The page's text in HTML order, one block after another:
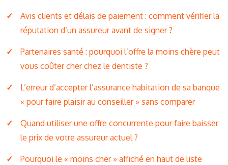
Avis clients et délais de paiement : comment vérifier la
réputation d’un assureur avant de signer ?
Partenaires santé : pourquoi l’offre la moins chère peut
vous coûter cher chez le dentiste ?
L’erreur d’accepter l’assurance habitation de sa banque
« pour faire plaisir au conseiller » sans comparer
Quand utiliser une offre concurrente pour faire baisser
le prix de votre assureur actuel ?
Pourquoi le « moins cher » affiché en haut de liste